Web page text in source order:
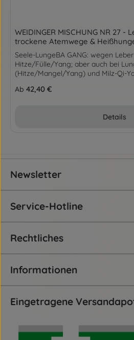
WEIDINGER MISCHUNG NR 27 -
trockene Atemwege &
Seele-LungeBA GANG: wegen
Hitze/Fülle/Yang; aber auch bei
(Hitze/Mangel/Yang) und Milz-Qi-
Lilii30,00%BAI SHAO YAORx. Paeoniae
XIANGRx. Saussureae/
Der Goldene Weg der Mitte, Seite
Regulärer Preis:
Ab 42,40 €
Details
Newsletter
Service-Hotline
Rechtliches
Informationen
Eingetragene